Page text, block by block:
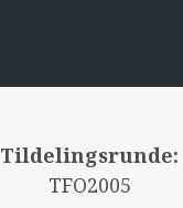
Tildelingsrunde:
TFO2005